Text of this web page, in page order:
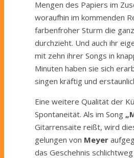
Mengen des Papiers im
woraufhin im kommenden
farbenfroher Sturm die
durchzieht. Und auch ihr
mit zehn ihrer Songs in
Minuten haben sie sich
singen kräftig und
Eine weitere Qualität der
Spontaneität. Als im Song
Gitarrensaite reißt, wird
gelungen von Meyer
das Geschehnis